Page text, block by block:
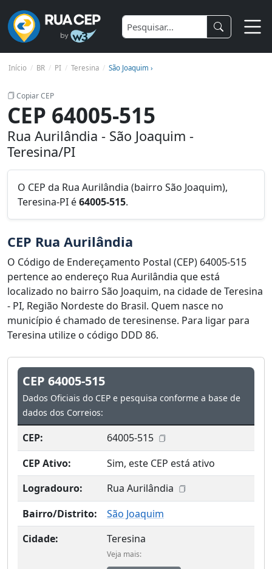
Início BR PI Teresina São Joaquim ›
Copiar CEP
CEP 64005-515
Rua Aurilândia - São Joaquim -
Teresina/PI
O CEP da Rua Aurilândia (bairro São Joaquim),
Teresina-PI é64005-515.
CEP Rua Aurilândia
O Código de Endereçamento Postal (CEP) 64005-515
pertence ao endereço Rua Aurilândia que está
localizado no bairro São Joaquim, na cidade de Teresina
- PI, Região Nordeste do Brasil. Quem nasce no
município é chamado de teresinense. Para ligar para
Teresina utilize o código DDD 86.
CEP 64005-515
Dados Oficiais do CEP e pesquisa conforme a base de
dados dos Correios:
CEP:
64005-515
CEP Ativo:
Sim, este CEP está ativo
Logradouro:
Rua Aurilândia
Bairro/Distrito:
São Joaquim
Cidade:
Teresina
Veja mais: